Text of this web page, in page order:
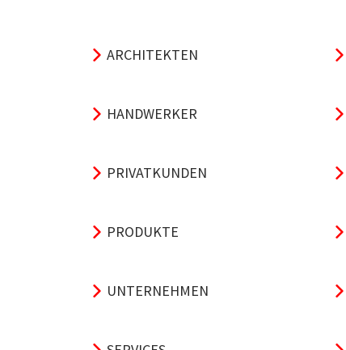
ARCHITEKTEN
HANDWERKER
PRIVATKUNDEN
PRODUKTE
UNTERNEHMEN